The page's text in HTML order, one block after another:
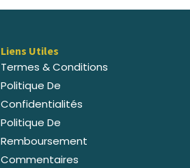
Liens Utiles
Termes & Conditions
Politique De
Confidentialités
Politique De
Remboursement
Commentaires